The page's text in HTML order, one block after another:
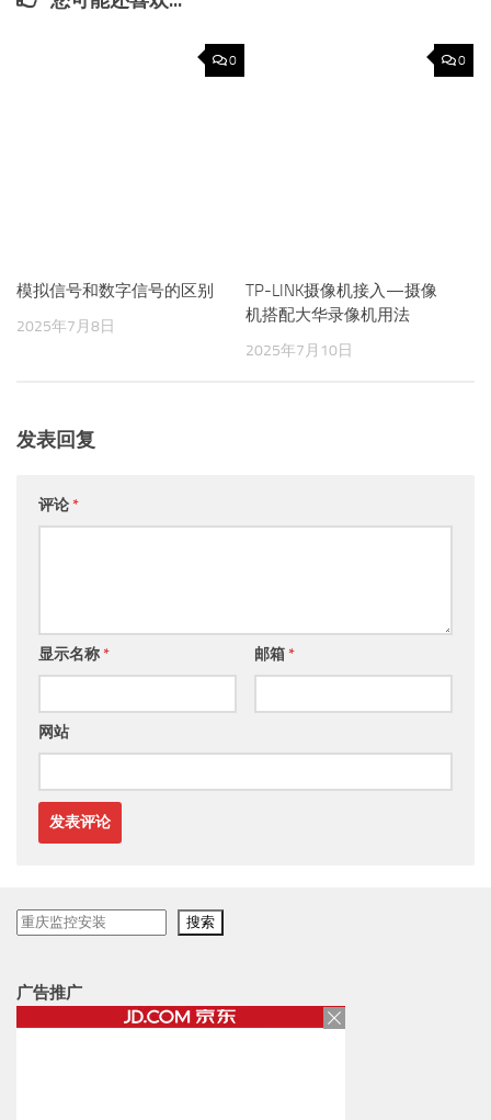
0
模拟信号和数字信号的区别
2025年7月8日
0
TP-LINK摄像机接入—摄像
机搭配大华录像机用法
2025年7月10日
发表回复
评论*
显示名称* 邮箱*
网站
搜
搜索
广告推广